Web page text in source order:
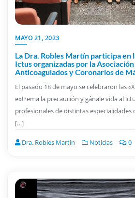
MAYO 21, 2023
La Dra. Robles Martín participa en
Ictus organizadas por la
Anticoagulados y Coronarios de
El pasado 18 de mayo se celebraron las
extrema la precaución y gánale vida al
profesionales de distintas especialidades
[…]
Dra. Robles Martín Noticias 0